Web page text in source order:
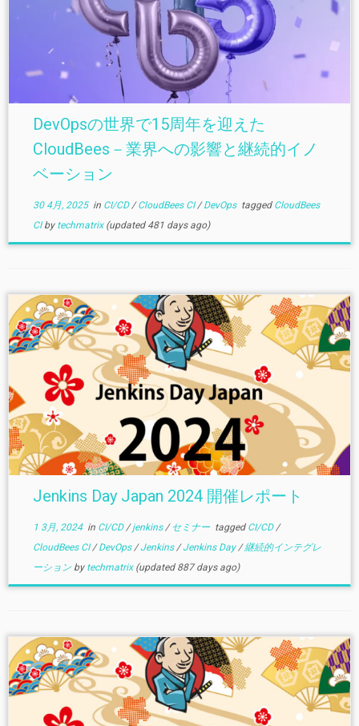
DevOpsの世界で15周年を迎えた
CloudBees－業界への影響と継続的イノ
ベーション
30 4月, 2025in CI/CD/CloudBees CI/DevOps tagged CloudBees
CIby techmatrix(updated 481 days ago)
Jenkins Day Japan 2024 開催レポート
1 3月, 2024in CI/CD/jenkins/ セミナー tagged CI/CD/
CloudBees CI/DevOps/Jenkins/Jenkins Day/継続的インテグレ
ーション by techmatrix(updated 887 days ago)